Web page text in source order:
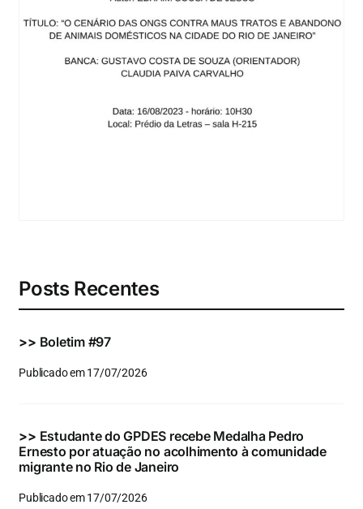
Eventos e Certificados
Comunicação
Posts Recentes
>> Boletim #97
Publicado em 17/07/2026
>> Estudante do GPDES recebe Medalha Pedro
Ernesto por atuação no acolhimento à comunidade
migrante no Rio de Janeiro
Publicado em 17/07/2026